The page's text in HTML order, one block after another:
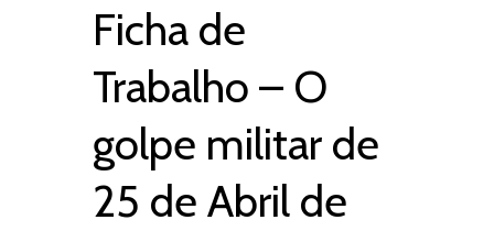
Ficha de
Trabalho – O
golpe militar de
25 de Abril de